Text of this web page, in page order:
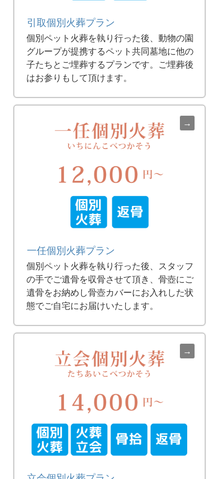
引取個別火葬プラン
個別ペット火葬を執り行った後、動物の園
グループが提携するペット共同墓地に他の
子たちとご埋葬するプランです。ご埋葬後
はお参りもして頂けます。
一任個別火葬プラン
個別ペット火葬を執り行った後、スタッフ
の手でご遺骨を収骨させて頂き、骨壺にご
遺骨をお納めし骨壺カバーにお入れした状
態でご自宅にお届けいたします。